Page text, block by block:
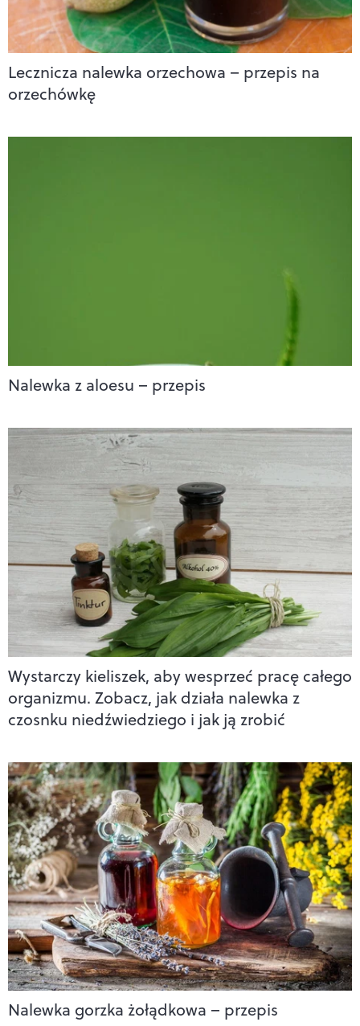
Lecznicza nalewka orzechowa – przepis na
orzechówkę
Nalewka z aloesu – przepis
Wystarczy kieliszek, aby wesprzeć pracę całego
organizmu. Zobacz, jak działa nalewka z
czosnku niedźwiedziego i jak ją zrobić
Nalewka gorzka żołądkowa – przepis